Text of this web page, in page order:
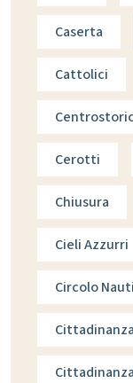
Caserta
Cattolici
Cerotti
Chiusura
Cieli Azzurri
Circolo